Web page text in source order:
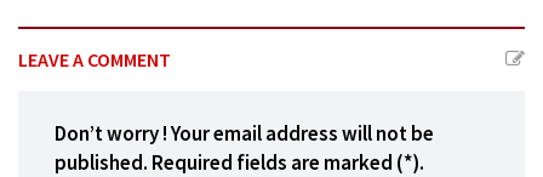
LEAVE A COMMENT
Don’t worry ! Your email address will not be
published. Required fields are marked (*).